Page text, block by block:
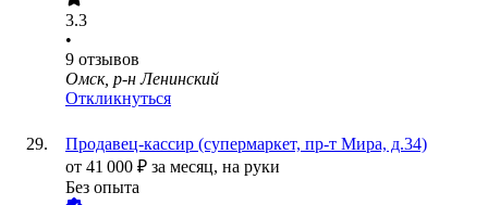
3.3
•
9 отзывов
Омск, р-н Ленинский
Откликнуться
Продавец-кассир (супермаркет, пр-т Мира, д.34)
от 41 000 ₽ за месяц, на руки
Без опыта